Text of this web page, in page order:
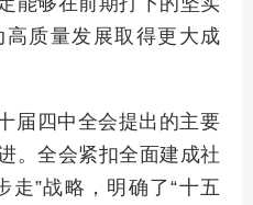
质量发展取得更大成
届四中全会提出的主要
。全会紧扣全面建成社
走”战略，明确了“十五